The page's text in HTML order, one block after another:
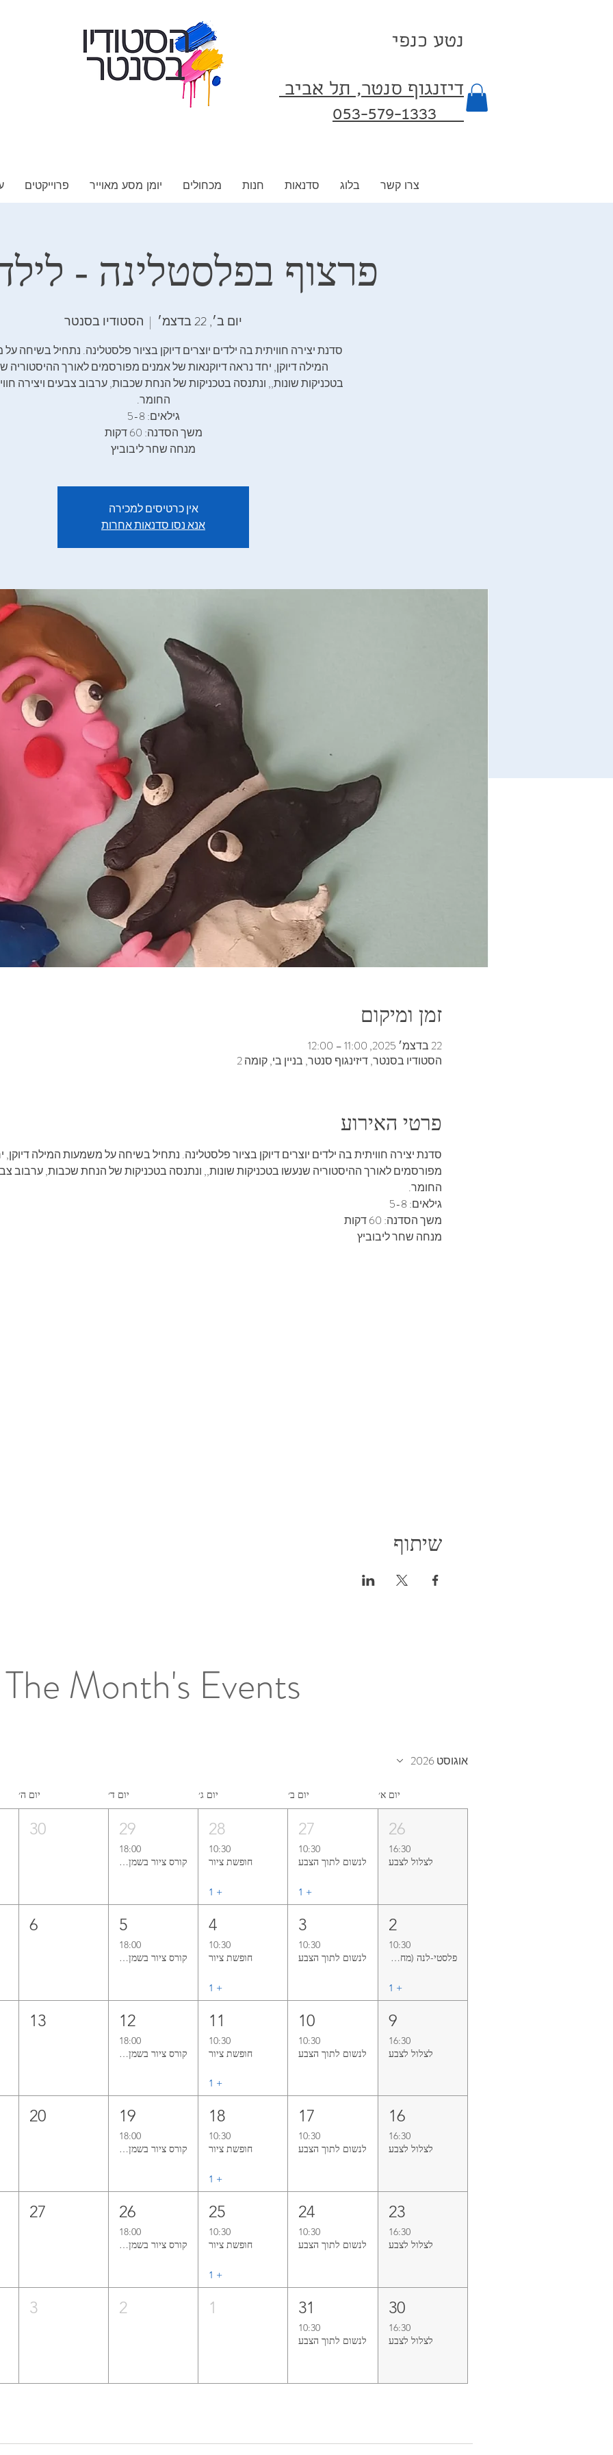
נטע כנפי
דיזנגוף סנטר, תל אביב
053-579-1333⁩
פרוייקטים יומן מסע מאוייר מכחולים חנות סדנאות בלוג צרו קשר
פרצוף בפלסטלינה -
יום ב׳, 22 בדצמ׳
  |
הסטודיו בסנטר
סדנת יצירה חוויתית בה ילדים יוצרים דיוקן בציור פלסטלינה. נתחיל בשיחה
המילה דיוקן, יחד נראה דיוקנאות של אמנים מפורסמים לאורך ההיסטוריה
בטכניקות שונות,, ונתנסה בטכניקות של הנחת שכבות, ערבוב צבעים ויצירה
מנחה שחר ליבוביץ
אין כרטיסים למכירה
אנא נסו סדנאות אחרות
זמן ומיקום
22 בדצמ׳ 2025, 11:00 – 12:00
הסטודיו בסנטר, דיזינגוף סנטר, בניין בי, קומה 2
פרטי האירוע
סדנת יצירה חוויתית בה ילדים יוצרים דיוקן בציור פלסטלינה. נתחיל בשיחה על משמעות המילה
מפורסמים לאורך ההיסטוריה שנעשו בטכניקות שונות,, ונתנסה בטכניקות של הנחת שכבות, ערבוב
החומר.
גילאים: 5-8
משך הסדנה: 60 דקות
מנחה שחר ליבוביץ
שיתוף
The Month's Events
אוגוסט 2026
יום א׳ יום ב׳ יום ג׳ יום ד׳ יום ה׳
26
16:30
לצלול‭ ‬לצבע‭
27
10:30
לנשום‭ ‬לתוך‭ ‬הצבע
+ ‏1
28
10:30
חופשת ציור
+ ‏1
29
18:00
קורס ציור בשמן אל־א־פרימה ללא ממסים
30
2
10:30
פלסטי-לנה (מחזור אוגוסט)
+ ‏1
3
10:30
לנשום‭ ‬לתוך‭ ‬הצבע
4
10:30
חופשת ציור
+ ‏1
5
18:00
קורס ציור בשמן אל־א־פרימה ללא ממסים
6
9
16:30
לצלול‭ ‬לצבע‭
10
10:30
לנשום‭ ‬לתוך‭ ‬הצבע
11
10:30
חופשת ציור
+ ‏1
12
18:00
קורס ציור בשמן אל־א־פרימה ללא ממסים
13
16
16:30
לצלול‭ ‬לצבע‭
17
10:30
לנשום‭ ‬לתוך‭ ‬הצבע
18
10:30
חופשת ציור
+ ‏1
19
18:00
קורס ציור בשמן אל־א־פרימה ללא ממסים
20
23
16:30
לצלול‭ ‬לצבע‭
24
10:30
לנשום‭ ‬לתוך‭ ‬הצבע
25
10:30
חופשת ציור
+ ‏1
26
18:00
קורס ציור בשמן אל־א־פרימה ללא ממסים
27
30
16:30
לצלול‭ ‬לצבע‭
31
10:30
לנשום‭ ‬לתוך‭ ‬הצבע
1
2
3